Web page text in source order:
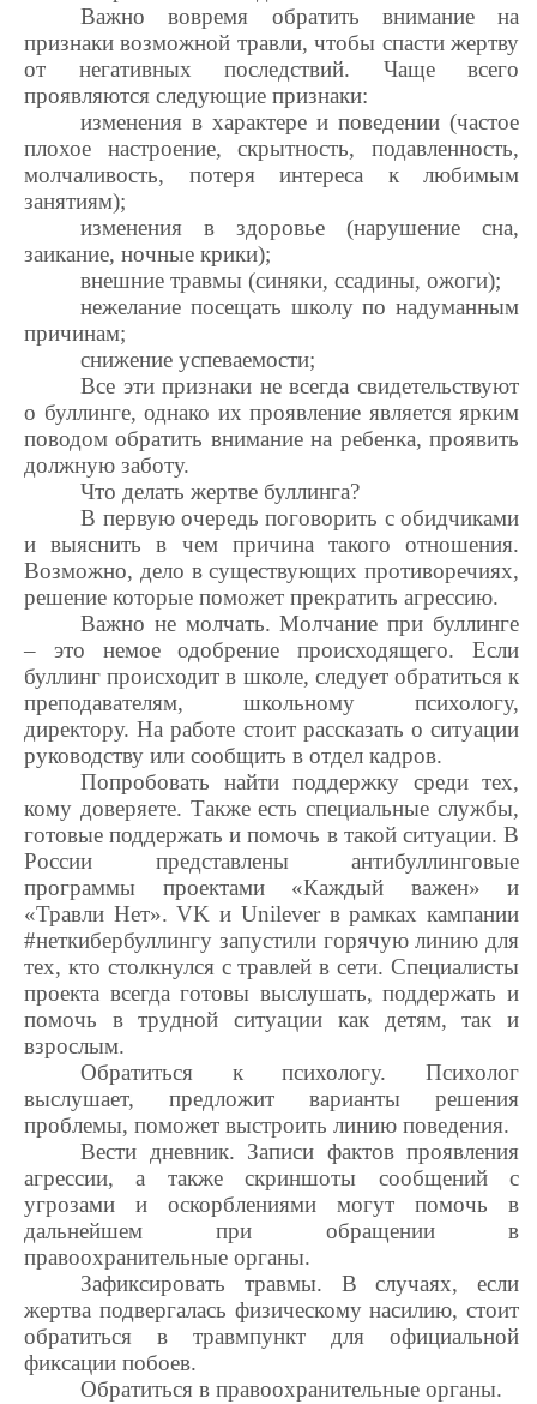
Важно вовремя обратить внимание на
признаки возможной травли, чтобы спасти жертву
от негативных последствий. Чаще всего
проявляются следующие признаки:
изменения в характере и поведении (частое
плохое настроение, скрытность, подавленность,
молчаливость, потеря интереса к любимым
занятиям);
изменения в здоровье (нарушение сна,
заикание, ночные крики);
внешние травмы (синяки, ссадины, ожоги);
нежелание посещать школу по надуманным
причинам;
снижение успеваемости;
Все эти признаки не всегда свидетельствуют
о буллинге, однако их проявление является ярким
поводом обратить внимание на ребенка, проявить
должную заботу.
Что делать жертве буллинга?
В первую очередь поговорить с обидчиками
и выяснить в чем причина такого отношения.
Возможно, дело в существующих противоречиях,
решение которые поможет прекратить агрессию.
Важно не молчать. Молчание при буллинге
– это немое одобрение происходящего. Если
буллинг происходит в школе, следует обратиться к
преподавателям, школьному психологу,
директору. На работе стоит рассказать о ситуации
руководству или сообщить в отдел кадров.
Попробовать найти поддержку среди тех,
кому доверяете. Также есть специальные службы,
готовые поддержать и помочь в такой ситуации. В
России представлены антибуллинговые
программы проектами «Каждый важен» и
«Травли Нет».VK и Unileverв рамках кампании
#неткибербуллингу запустили горячую линию для
тех, кто столкнулся с травлей в сети. Специалисты
проекта всегда готовы выслушать, поддержать и
помочь в трудной ситуации как детям, так и
взрослым.
Обратиться к психологу. Психолог
выслушает, предложит варианты решения
проблемы, поможет выстроить линию поведения.
Вести дневник. Записи фактов проявления
агрессии, а также скриншоты сообщений с
угрозами и оскорблениями могут помочь в
дальнейшем при обращении в
правоохранительные органы.
Зафиксировать травмы. В случаях, если
жертва подвергалась физическому насилию, стоит
обратиться в травмпункт для официальной
фиксации побоев.
Обратиться в правоохранительные органы.